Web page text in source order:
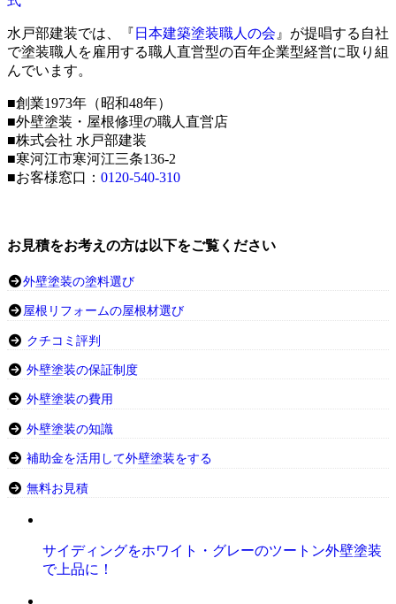
水戸部建装では、『 日本建築塗装職人の会 』が提唱する自社
で塗装職人を雇用する職人直営型の百年企業型経営に取り組
んでいます。
■創業1973年（昭和48年）
■外壁塗装・屋根修理の職人直営店
■株式会社 水戸部建装
■寒河江市寒河江三条136-2
■お客様窓口： 0120-540-310
お見積をお考えの方は以下をご覧ください
外壁塗装の塗料選び
屋根リフォームの屋根材選び
クチコミ評判
外壁塗装の保証制度
外壁塗装の費用
外壁塗装の知識
補助金を活用して外壁塗装をする
無料お見積
サイディングをホワイト・グレーのツートン外壁塗装
で上品に！